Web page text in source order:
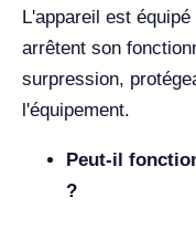
L'appareil est
arrêtent son
surpression,
l'équipement.
Peut-il
?